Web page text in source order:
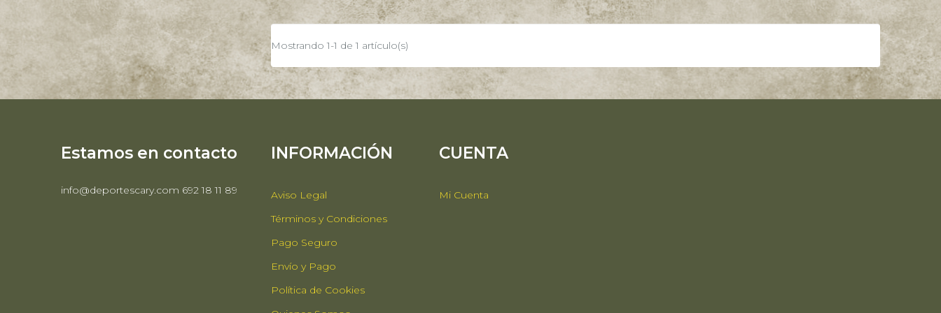
Mostrando 1-1 de 1 artículo(s)
Estamos en contacto
info@deportescary.com 692 18 11 89
INFORMACIÓN
Aviso Legal
Términos y Condiciones
Pago Seguro
Envío y Pago
Política de Cookies
CUENTA
Mi Cuenta